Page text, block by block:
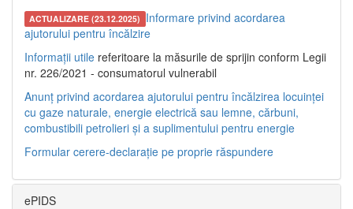
ACTUALIZARE (23.12.2025) Informare privind acordarea
ajutorului pentru încălzire
Informații utile referitoare la măsurile de sprijin conform Legii
nr. 226/2021 - consumatorul vulnerabil
Anunț privind acordarea ajutorului pentru încălzirea locuinței
cu gaze naturale, energie electrică sau lemne, cărbuni,
combustibili petrolieri și a suplimentului pentru energie
Formular cerere-declarație pe proprie răspundere
ePIDS